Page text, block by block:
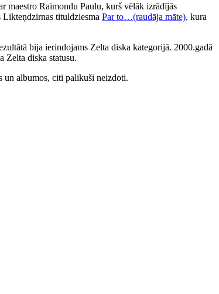
maestro Raimondu Paulu, kurš vēlāk izrādījās
Likteņdzirnas tituldziesma Par to…(raudāja māte), kura
bija ierindojams Zelta diska kategorijā. 2000.gadā
Zelta diska statusu.
un albumos, citi palikuši neizdoti.